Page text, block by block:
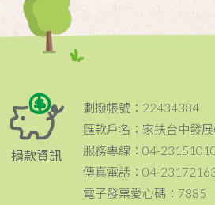
捐款資訊
劃撥帳號：22434384
匯款戶名：家扶台中發展
服務專線：04-
傳真電話：04-
電子發票愛心碼：7885